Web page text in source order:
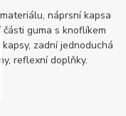
náprsní kapsa
guma s knoflíkem
zadní jednoduchá
reflexní doplňky.